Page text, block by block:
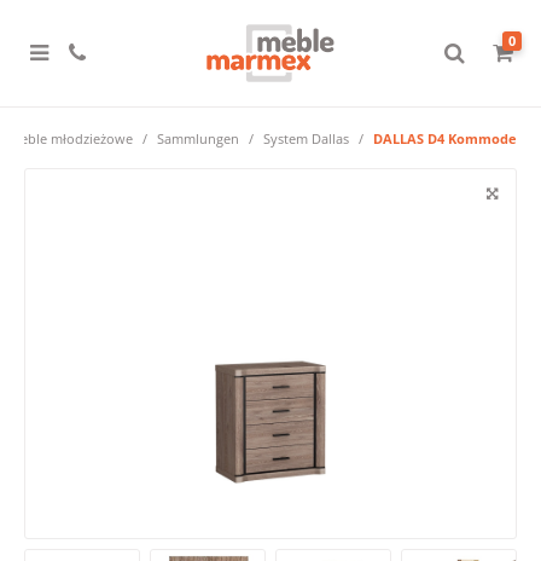
0
Meble młodzieżowe Sammlungen System Dallas DALLAS D4 Kommode